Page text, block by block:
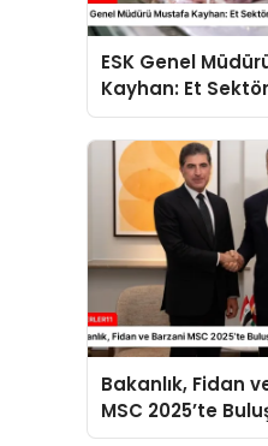
ESK Genel
Kayhan: Et
İstikrarı
Bakanlık, Fidan
MSC 2025’te